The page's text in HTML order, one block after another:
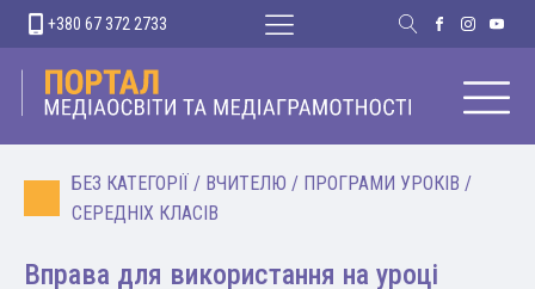
+380 67 372 2733
БЕЗ КАТЕГОРІЇ / ВЧИТЕЛЮ / ПРОГРАМИ УРОКІВ /
СЕРЕДНІХ КЛАСІВ
Вправа для використання на уроці